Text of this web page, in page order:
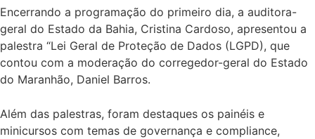
Encerrando a programação do primeiro dia, a auditora-
geral do Estado da Bahia, Cristina Cardoso, apresentou a
palestra “Lei Geral de Proteção de Dados (LGPD), que
contou com a moderação do corregedor-geral do Estado
do Maranhão, Daniel Barros.
Além das palestras, foram destaques os painéis e
minicursos com temas de governança e compliance,